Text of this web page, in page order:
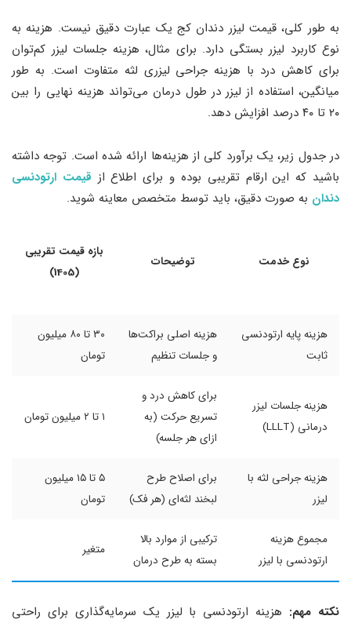
به طور کلی، قیمت لیزر دندان کج یک عبارت دقیق نیست. هزینه به
نوع کاربرد لیزر بستگی دارد. برای مثال، هزینه جلسات لیزر کم‌توان
برای کاهش درد با هزینه جراحی لیزری لثه متفاوت است. به طور
میانگین، استفاده از لیزر در طول درمان می‌تواند هزینه نهایی را بین
۲۰ تا ۴۰ درصد افزایش دهد.
در جدول زیر، یک برآورد کلی از هزینه‌ها ارائه شده است. توجه داشته
باشید که این ارقام تقریبی بوده و برای اطلاع از قیمت ارتودنسی
دندان به صورت دقیق، باید توسط متخصص معاینه شوید.
نوع خدمت توضیحات
بازه قیمت تقریبی
(1405)
هزینه پایه ارتودنسی
ثابت
هزینه اصلی براکت‌ها
و جلسات تنظیم
۳۰ تا ۸۰ میلیون
تومان
هزینه جلسات لیزر
درمانی (LLLT)
برای کاهش درد و
تسریع حرکت (به
ازای هر جلسه)
۱ تا ۲ میلیون تومان
هزینه جراحی لثه با
لیزر
برای اصلاح طرح
لبخند لثه‌ای (هر فک)
۵ تا ۱۵ میلیون
تومان
مجموع هزینه
ارتودنسی با لیزر
ترکیبی از موارد بالا
بسته به طرح درمان
متغیر
نکته مهم: هزینه ارتودنسی با لیزر یک سرمایه‌گذاری برای راحتی